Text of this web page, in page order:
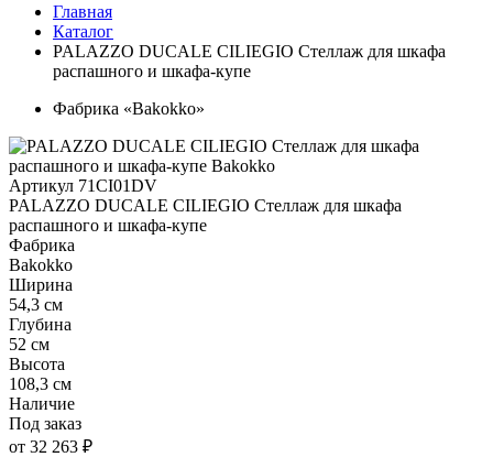
Главная
Каталог
PALAZZO DUCALE CILIEGIO Стеллаж для шкафа
распашного и шкафа-купе
Фабрика «Bakokko»
Артикул 71CI01DV
PALAZZO DUCALE CILIEGIO Стеллаж для шкафа
распашного и шкафа-купе
Фабрика
Bakokko
Ширина
54,3 см
Глубина
52 см
Высота
108,3 см
Наличие
Под заказ
от 32 263 ₽